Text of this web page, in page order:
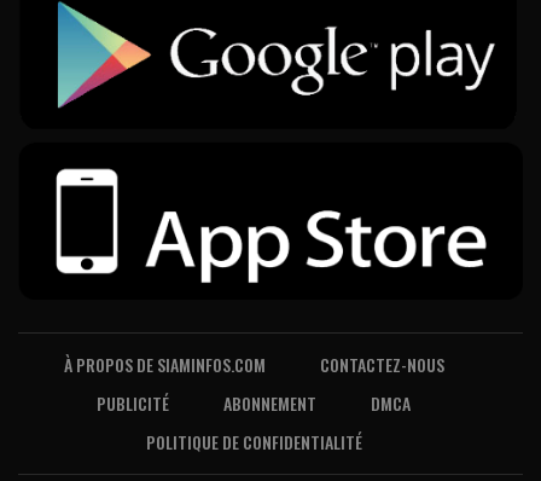
À PROPOS DE SIAMINFOS.COM
CONTACTEZ-NOUS
PUBLICITÉ
ABONNEMENT
DMCA
POLITIQUE DE CONFIDENTIALITÉ